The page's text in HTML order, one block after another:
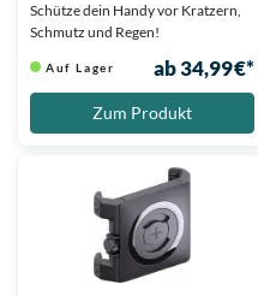
Schütze dein Handy vor Kratzern,
Schmutz und Regen!
Auf Lager ab 34,99 €*
Zum Produkt